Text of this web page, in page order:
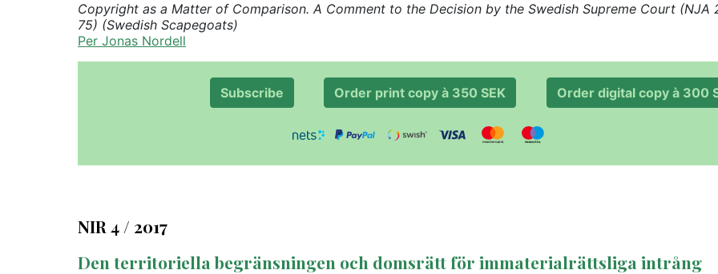
Copyright as a Matter of Comparison. A Comment to the Decision by the Swedish Supreme Court (NJA
75) (Swedish Scapegoats)
Per Jonas Nordell
Subscribe Order print copy à 350 SEK Order digital copy
NIR 4 / 2017
Den territoriella begränsningen och domsrätt för immaterialrättsliga intrång